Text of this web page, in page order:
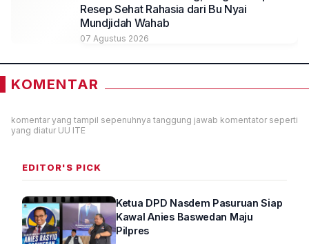
Resep Sehat Rahasia dari Bu Nyai
Mundjidah Wahab
07 Agustus 2026
KOMENTAR
komentar yang tampil sepenuhnya tanggung jawab komentator seperti
yang diatur UU ITE
EDITOR'S PICK
Ketua DPD Nasdem Pasuruan Siap
Kawal Anies Baswedan Maju
Pilpres